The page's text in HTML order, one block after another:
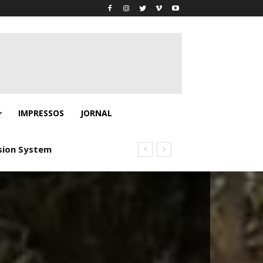
IMPRESSOS JORNAL
System